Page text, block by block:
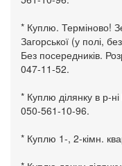
* Куплю. Терміново!
Загорської (у полі,
Без посередників.
047-11-52.
* Куплю ділянку в р-
050-561-10-96.
* Куплю 1-, 2-кімн.